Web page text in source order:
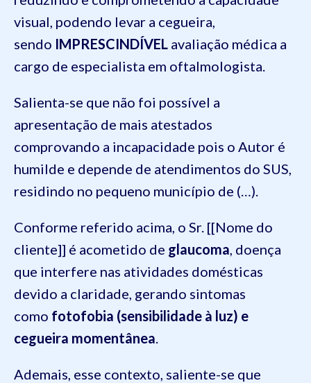
visual, podendo levar a cegueira,
sendo IMPRESCINDÍVEL avaliação médica a
cargo de especialista em oftalmologista.
Salienta-se que não foi possível a
apresentação de mais atestados
comprovando a incapacidade pois o Autor é
humilde e depende de atendimentos do SUS,
residindo no pequeno município de (…).
Conforme referido acima, o Sr. [[Nome do
cliente]] é acometido de glaucoma, doença
que interfere nas atividades domésticas
devido a claridade, gerando sintomas
como fotofobia (sensibilidade à luz) e
cegueira momentânea.
Ademais, esse contexto, saliente-se que